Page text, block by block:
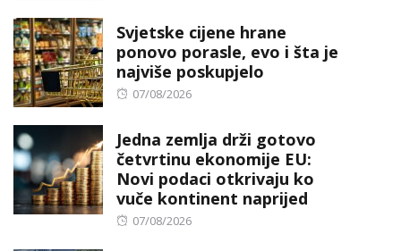
Svjetske cijene hrane
ponovo porasle, evo i šta je
najviše poskupjelo
Posted
07/08/2026
Jedna zemlja drži gotovo
četvrtinu ekonomije EU:
Novi podaci otkrivaju ko
vuče kontinent naprijed
Posted
07/08/2026